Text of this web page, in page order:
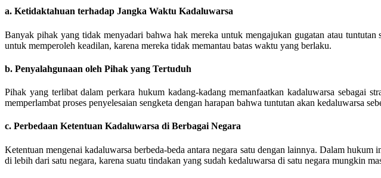
a. Ketidaktahuan terhadap Jangka Waktu Kadaluwarsa
Banyak pihak yang tidak menyadari bahwa hak mereka untuk mengajukan gugatan atau
untuk memperoleh keadilan, karena mereka tidak memantau batas waktu yang berlaku.
b. Penyalahgunaan oleh Pihak yang Tertuduh
Pihak yang terlibat dalam perkara hukum kadang-kadang memanfaatkan kadaluwarsa sebagai
memperlambat proses penyelesaian sengketa dengan harapan bahwa tuntutan akan kedaluwarsa
c. Perbedaan Ketentuan Kadaluwarsa di Berbagai Negara
Ketentuan mengenai kadaluwarsa berbeda-beda antara negara satu dengan lainnya. Dalam
di lebih dari satu negara, karena suatu tindakan yang sudah kedaluwarsa di satu negara mungkin